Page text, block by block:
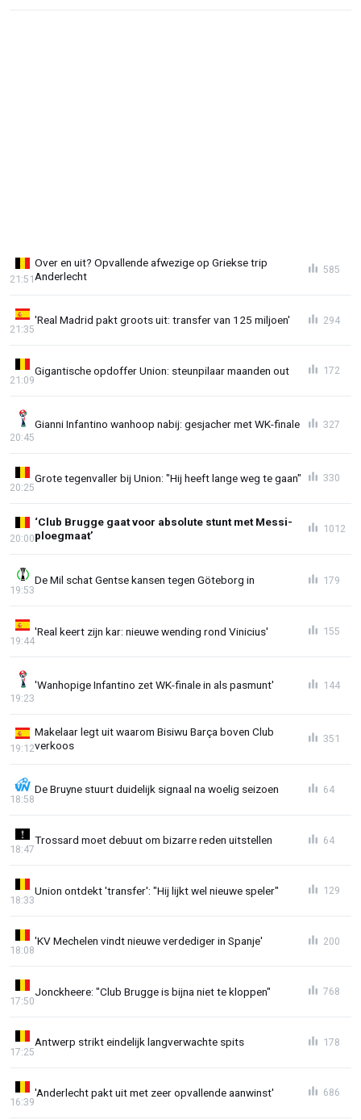
Over en uit? Opvallende afwezige op Griekse trip
Anderlecht
21:51
585
'Real Madrid pakt groots uit: transfer van 125 miljoen'
21:35
294
Gigantische opdoffer Union: steunpilaar maanden out
21:09
172
Gianni Infantino wanhoop nabij: gesjacher met WK-finale
20:45
327
Grote tegenvaller bij Union: "Hij heeft lange weg te gaan"
20:25
330
‘Club Brugge gaat voor absolute stunt met Messi-
ploegmaat’
20:00
1012
De Mil schat Gentse kansen tegen Göteborg in
19:53
179
'Real keert zijn kar: nieuwe wending rond Vinicius'
19:44
155
'Wanhopige Infantino zet WK-finale in als pasmunt'
19:23
144
Makelaar legt uit waarom Bisiwu Barça boven Club
verkoos
19:12
351
De Bruyne stuurt duidelijk signaal na woelig seizoen
18:58
64
Trossard moet debuut om bizarre reden uitstellen
18:47
64
Union ontdekt 'transfer': "Hij lijkt wel nieuwe speler"
18:33
129
'KV Mechelen vindt nieuwe verdediger in Spanje'
18:08
200
Jonckheere: "Club Brugge is bijna niet te kloppen"
17:50
768
Antwerp strikt eindelijk langverwachte spits
17:25
178
'Anderlecht pakt uit met zeer opvallende aanwinst'
16:39
686